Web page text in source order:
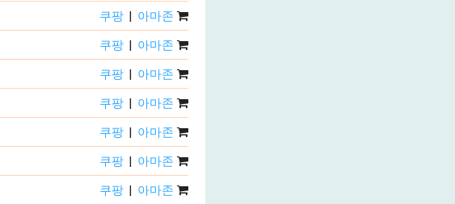
쿠팡 | 아마존
쿠팡 | 아마존
쿠팡 | 아마존
쿠팡 | 아마존
쿠팡 | 아마존
쿠팡 | 아마존
쿠팡 | 아마존